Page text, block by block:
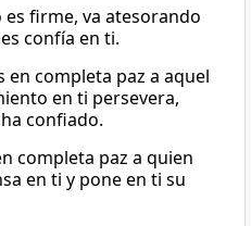
firme, va atesorando
confía en ti.
en completa paz a aquel
en ti persevera,
confiado.
completa paz a quien
en ti y pone en ti su